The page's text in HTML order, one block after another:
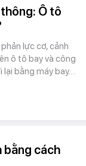
Ô tô
lực cơ, cảnh
ô tô bay và công
lại bằng máy bay…
bằng cách